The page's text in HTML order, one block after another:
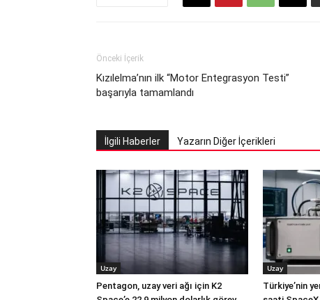
Önceki İçerik
Kızılelma’nın ilk “Motor Entegrasyon Testi”
başarıyla tamamlandı
İlgili Haberler Yazarın Diğer İçerikleri
Uzay
Pentagon, uzay veri ağı için K2
Uzay
Türkiye’nin